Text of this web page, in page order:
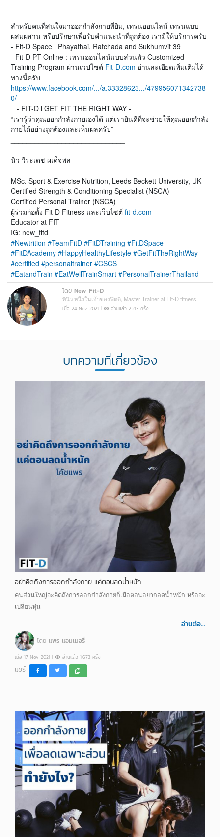
สำหรับคนที่สนใจมาออกกำลังกายที่ยิม, เทรนออนไลน์ เทรนแบบ
ผสมผสาน หรือปรึกษาเพื่อรับคำแนะนำที่ถูกต้อง เรามีให้บริการครับ
- Fit-D Space : Phayathai, Ratchada and Sukhumvit 39
- Fit-D PT Online : เทรนออนไลน์แบบส่วนตัว Customized
Training Program ผ่านเวปไซต์ Fit-D.com อ่านละเอียดเพิ่มเติมได้
ทางนี้ครับ
https://www.facebook.com/.../a.33328623.../479956071342738
0/
- FIT-D l GET FIT THE RIGHT WAY -
“เรารู้ว่าคุณออกกำลังกายเองได้ แต่เรายินดีที่จะช่วยให้คุณออกกำลัง
กายได้อย่างถูกต้องและเห็นผลครับ”
นิว วีระเดช ผเด็จพล
MSc. Sport & Exercise Nutrition, Leeds Beckett University, UK
Certified Strength & Conditioning Specialist (NSCA)
Certified Personal Trainer (NSCA)
ผู้ร่วมก่อตั้ง Fit-D Fitness และเว็บไซต์ fit-d.com
Educator at FIT
IG: new_fitd
#Newtrition #TeamFitD #FitDTraining #FitDSpace
#FitDAcademy #HappyHealthyLifestyle #GetFitTheRightWay
#certified #personaltrainer #CSCS
#EatandTrain #EatWellTrainSmart #PersonalTrainerThailand
โดย New Fit-D
พี่นิว หนึ่งในเจ้าของฟิตดี, Master Trainer at Fit-D fitness
เมื่อ 24 Nov 2021 | อ่านแล้ว 2,213 ครั้ง
บทความที่เกี่ยวข้อง
อย่าคิดถึงการออกกำลังกาย แค่ตอนลดน้ำหนัก
คนส่วนใหญ่จะคิดถึงการออกกำลังกายก็เมื่อตอนอยากลดน้ำหนัก หรือจะ
เปลี่ยนหุ่น
อ่านต่อ...
โดย แพร แอมเมอรี่
เมื่อ 17 Nov 2021 | อ่านแล้ว 1,673 ครั้ง
แชร์